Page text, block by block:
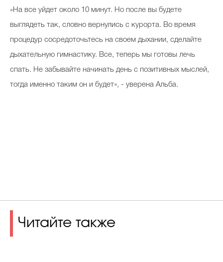
«На все уйдет около 10 минут. Но после вы будете
выглядеть так, словно вернулись с курорта. Во время
процедур сосредоточьтесь на своем дыхании, сделайте
дыхательную гимнастику. Все, теперь мы готовы лечь
спать. Не забывайте начинать день с позитивных мыслей,
тогда именно таким он и будет», - уверена Альба.
Читайте также